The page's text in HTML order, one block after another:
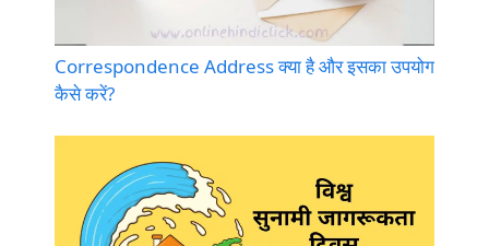
Correspondence Address क्या है और इसका उपयोग
कैसे करें?